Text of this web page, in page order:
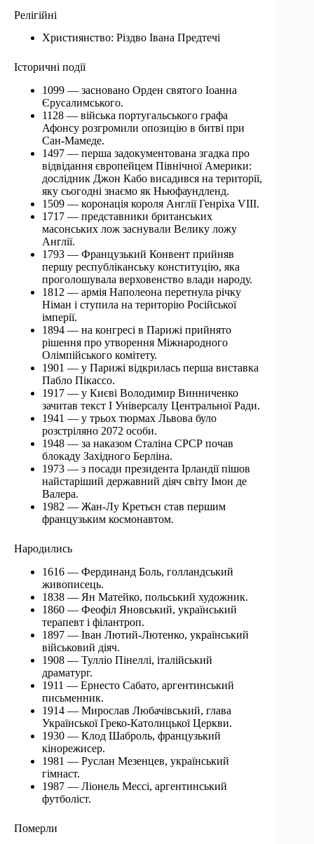
Релігійні
Християнство: Різдво Івана Предтечі
Історичні події
1099 — засновано Орден святого Іоанна
Єрусалимського.
1128 — війська португальського графа
Афонсу розгромили опозицію в битві при
Сан-Мамеде.
1497 — перша задокументована згадка про
відвідання європейцем Північної Америки:
дослідник Джон Кабо висадився на території,
яку сьогодні знаємо як Ньюфаундленд.
1509 — коронація короля Англії Генріха VIII.
1717 — представники британських
масонських лож заснували Велику ложу
Англії.
1793 — Французький Конвент прийняв
першу республіканську конституцію, яка
проголошувала верховенство влади народу.
1812 — армія Наполеона перетнула річку
Німан і ступила на територію Російської
імперії.
1894 — на конгресі в Парижі прийнято
рішення про утворення Міжнародного
Олімпійського комітету.
1901 — у Парижі відкрилась перша виставка
Пабло Пікассо.
1917 — у Києві Володимир Винниченко
зачитав текст І Універсалу Центральної Ради.
1941 — у трьох тюрмах Львова було
розстріляно 2072 особи.
1948 — за наказом Сталіна СРСР почав
блокаду Західного Берліна.
1973 — з посади президента Ірландії пішов
найстаріший державний діяч світу Імон де
Валера.
1982 — Жан-Лу Кретьєн став першим
французьким космонавтом.
Народились
1616 — Фердинанд Боль, голландський
живописець.
1838 — Ян Матейко, польський художник.
1860 — Феофіл Яновський, український
терапевт і філантроп.
1897 — Іван Лютий-Лютенко, український
військовий діяч.
1908 — Тулліо Пінеллі, італійський
драматург.
1911 — Ернесто Сабато, аргентинський
письменник.
1914 — Мирослав Любачівський, глава
Української Греко-Католицької Церкви.
1930 — Клод Шаброль, французький
кінорежисер.
1981 — Руслан Мезенцев, український
гімнаст.
1987 — Ліонель Мессі, аргентинський
футболіст.
Померли